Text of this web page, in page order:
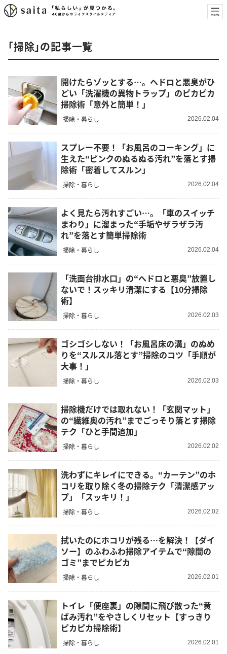
「掃除」の記事一覧
開けたらゾッとする…。ヘドロと悪臭がひ
どい「洗濯機の異物トラップ」のピカピカ
掃除術「意外と簡単！」
掃除・暮らし 2026.02.04
スプレー不要！「お風呂のコーキング」に
生えた“ピンクのぬるぬる汚れ”を落とす掃
除術「密着してスルン」
掃除・暮らし 2026.02.04
よく見たら汚れすごい…。「車のスイッチ
まわり」に溜まった“手垢やザラザラ汚
れ”を落とす簡単掃除術
掃除・暮らし 2026.02.04
「洗面台排水口」の“ヘドロと悪臭”放置し
ないで！スッキリ清潔にする【10分掃除
術】
掃除・暮らし 2026.02.03
ゴシゴシしない！「お風呂床の溝」のぬめ
りを“スルスル落とす”掃除のコツ「手順が
大事！」
掃除・暮らし 2026.02.03
掃除機だけでは取れない！「玄関マット」
の“繊維奥の汚れ”までごっそり落とす掃除
テク「ひと手間追加」
掃除・暮らし 2026.02.02
洗わずにキレイにできる。“カーテン”のホ
コリを取り除く冬の掃除テク「清潔感アッ
プ」「スッキリ！」
掃除・暮らし 2026.02.02
拭いたのにホコリが残る…を解決！【ダイ
ソー】のふわふわ掃除アイテムで“隙間の
ゴミ”までピカピカ
掃除・暮らし 2026.02.01
トイレ「便座裏」の隙間に飛び散った“黄
ばみ汚れ”をやさしくリセット【すっきり
ピカピカ掃除術】
掃除・暮らし 2026.02.01